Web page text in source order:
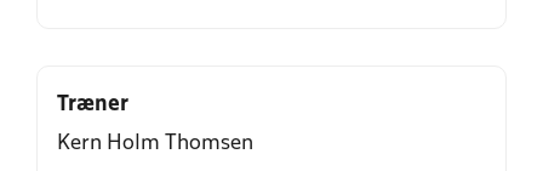
Træner
Kern Holm Thomsen